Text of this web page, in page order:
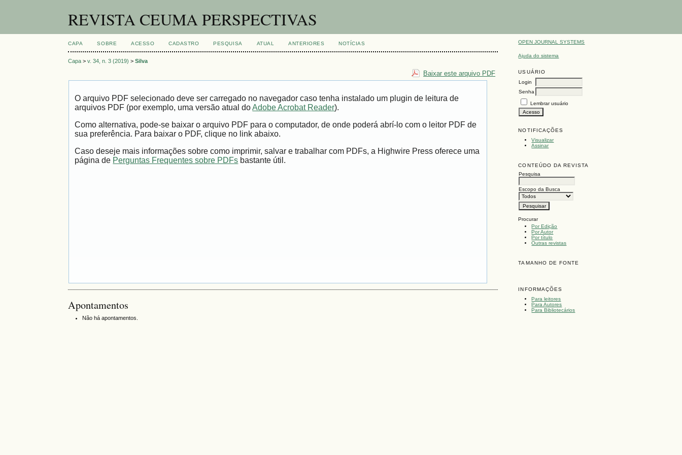
REVISTA CEUMA PERSPECTIVAS
OPEN JOURNAL SYSTEMS
Ajuda do sistema
USUÁRIO
Login
Senha
Lembrar usuário
NOTIFICAÇÕES
Visualizar
Assinar
CONTEÚDO DA REVISTA
Pesquisa
Escopo da Busca
Procurar
Por Edição
Por Autor
Por título
Outras revistas
TAMANHO DE FONTE
INFORMAÇÕES
Para leitores
Para Autores
Para Bibliotecários
CAPA SOBRE ACESSO CADASTRO PESQUISA ATUAL ANTERIORES NOTÍCIAS
Capa >v. 34, n. 3 (2019) >Silva
Baixar este arquivo PDF
O arquivo PDF selecionado deve ser carregado no navegador caso tenha instalado um plugin de leitura de
arquivos PDF (por exemplo, uma versão atual doAdobe Acrobat Reader).
Como alternativa, pode-se baixar o arquivo PDF para o computador, de onde poderá abrí-lo com o leitor PDF de
sua preferência. Para baixar o PDF, clique no link abaixo.
Caso deseje mais informações sobre como imprimir, salvar e trabalhar com PDFs, a Highwire Press oferece uma
página de Perguntas Frequentes sobre PDFs bastante útil.
Apontamentos
Não há apontamentos.